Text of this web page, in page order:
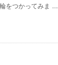
をつかってみま ...